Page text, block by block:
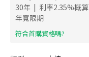
30年 | 利率2.35%概算
年寬限期
​符合首購資格嗎?